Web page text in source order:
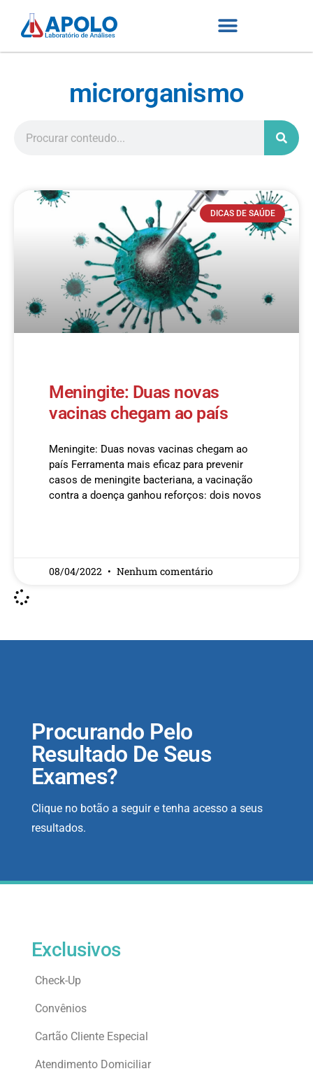
microrganismo
DICAS DE SAÚDE
Meningite: Duas novas
vacinas chegam ao país
Meningite: Duas novas vacinas chegam ao
país Ferramenta mais eficaz para prevenir
casos de meningite bacteriana, a vacinação
contra a doença ganhou reforços: dois novos
08/04/2022 Nenhum comentário
Procurando Pelo
Resultado De Seus
Exames?
Clique no botão a seguir e tenha acesso a seus
resultados.
Exclusivos
Check-Up
Convênios
Cartão Cliente Especial
Atendimento Domiciliar